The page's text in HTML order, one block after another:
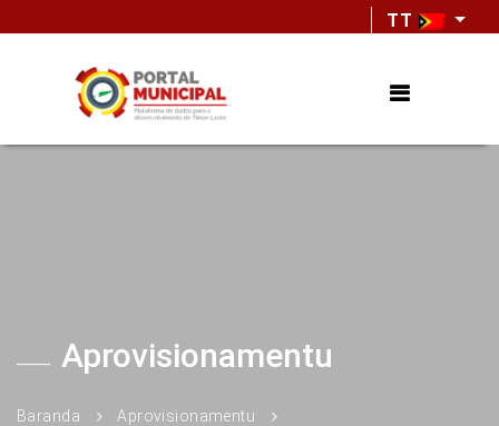
TT
Aprovisionamentu
Baranda
Aprovisionamentu